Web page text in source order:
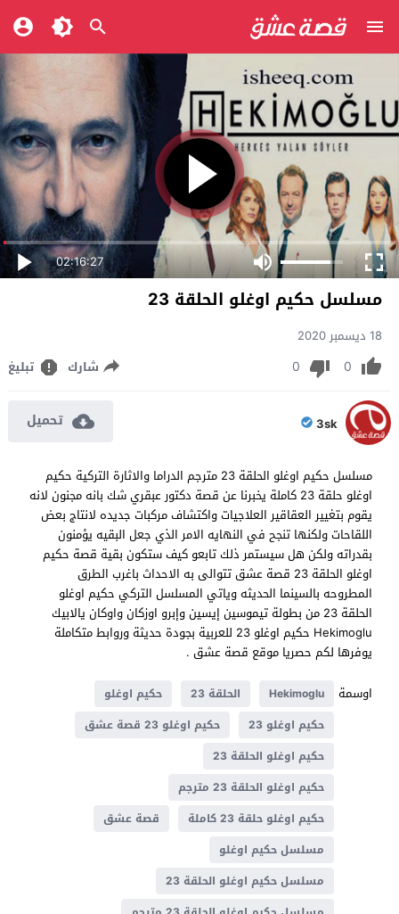
02:16:27
مسلسل حكيم اوغلو الحلقة 23
18 ديسمبر 2020
0
0 شارك تبليغ
3sk تحميل
مسلسل حكيم اوغلو الحلقة 23 مترجم الدراما والاثارة التركية حكيم
اوغلو حلقة 23 كاملة يخبرنا عن قصة دكتور عبقري شك بانه مجنون لانه
يقوم بتغيير العقاقير العلاجيات واكتشاف مركبات جديده لانتاج بعض
اللقاحات ولكنها تنجح في النهايه الامر الذي جعل البقيه يؤمنون
بقدراته ولكن هل سيستمر ذلك تابعو كيف ستكون بقية قصة حكيم
اوغلو الحلقة 23 قصة عشق تتوالى به الاحداث باغرب الطرق
المطروحه بالسينما الحديثه وياتي المسلسل التركي حكيم اوغلو
الحلقة 23 من بطولة تيموسين إيسين وإبرو اوزكان واوكان يالابيك
Hekimoglu حكيم اوغلو 23 للعربية بجودة حديثة وروابط متكاملة
يوفرها لكم حصريا موقع قصة عشق .
اوسمة
Hekimoglu الحلقة 23
حكيم اوغلو
حكيم اوغلو 23
حكيم اوغلو 23 قصة عشق
حكيم اوغلو الحلقة 23
حكيم اوغلو الحلقة 23 مترجم
حكيم اوغلو حلقة 23 كاملة
قصة عشق
مسلسل حكيم اوغلو
مسلسل حكيم اوغلو الحلقة 23